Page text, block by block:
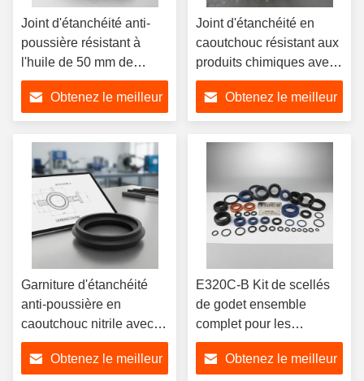
Joint d'étanchéité anti-
poussière résistant à
l'huile de 50 mm de
diamètre extérieur avec
installation par pression
pour applications
hydrauliques robustes
Obtenez le meilleur
Joint d'étanchéité en
caoutchouc résistant aux
produits chimiques avec
un diamètre extérieur de
50 mm et une installation
par pression pour
environnements difficiles
Obtenez le meilleur
Garniture d'étanchéité
anti-poussière en
caoutchouc nitrile avec
dureté 20-90 Shore A et
diamètre extérieur de 50
Obtenez le meilleur
E320C-B Kit de scellés
de godet ensemble
complet pour les
excavatrices avec une
pression nominale de
Obtenez le meilleur